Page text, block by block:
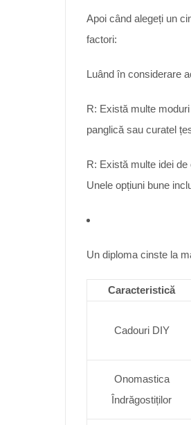
Apoi când alegeți un
factori:
Luând în considerare
R: Există multe
panglică sau curatel
R: Există multe idei
Unele opțiuni bune
Un diploma cinste la
Caracteristică
Cadouri DIY
Onomastica
Îndrăgostiților